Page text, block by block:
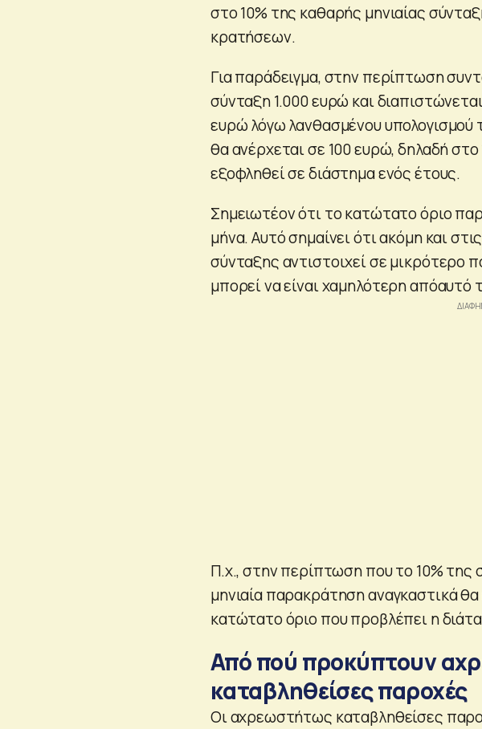
στο 10% της καθαρής μηνιαίας
κρατήσεων.
Για παράδειγμα, στην περίπτωση
σύνταξη 1.000 ευρώ και
ευρώ λόγω λανθασμένου
θα ανέρχεται σε 100 ευρώ, δηλαδή
εξοφληθεί σε διάστημα ενός έτους.
Σημειωτέον ότι το κατώτατο όριο
μήνα. Αυτό σημαίνει ότι ακόμη και
σύνταξης αντιστοιχεί σε μικρότερο
μπορεί να είναι χαμηλότερη απόαυτό
Π.χ., στην περίπτωση που το 10% της
μηνιαία παρακράτηση αναγκαστικά
κατώτατο όριο που προβλέπει η
Από πού προκύπτουν
καταβληθείσες παροχές
Οι αχρεωστήτως καταβληθείσες